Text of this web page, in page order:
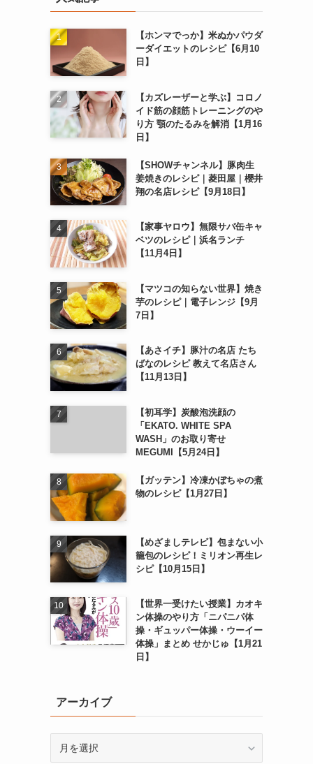
【ホンマでっか】米ぬかパウダ
ーダイエットのレシピ【6月10
日】
【カズレーザーと学ぶ】コロノ
イド筋の顔筋トレーニングのや
り方 顎のたるみを解消【1月16
日】
【SHOWチャンネル】豚肉生
姜焼きのレシピ｜菱田屋｜櫻井
翔の名店レシピ【9月18日】
【家事ヤロウ】無限サバ缶キャ
ベツのレシピ｜浜名ランチ
【11月4日】
【マツコの知らない世界】焼き
芋のレシピ｜電子レンジ【9月
7日】
【あさイチ】豚汁の名店 たち
ばなのレシピ 教えて名店さん
【11月13日】
【初耳学】炭酸泡洗顔の
「EKATO. WHITE SPA
WASH」のお取り寄せ
MEGUMI【5月24日】
【ガッテン】冷凍かぼちゃの煮
物のレシピ【1月27日】
【めざましテレビ】包まない小
籠包のレシピ！ミリオン再生レ
シピ【10月15日】
【世界一受けたい授業】カオキ
ン体操のやり方「ニパニパ体
操・ギュッパー体操・ウーイー
体操」まとめ せかじゅ【1月21
日】
アーカイブ